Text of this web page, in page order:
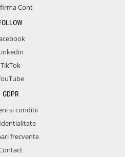
Cont
TikTok
GDPR
si conditii
frecvente